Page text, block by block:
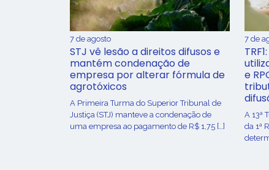
7 de agosto
STJ vê lesão a direitos difusos e
mantém condenação de
empresa por alterar fórmula de
agrotóxicos
​A Primeira Turma do Superior Tribunal de
Justiça (STJ) manteve a condenação de
uma empresa ao pagamento de R$ 1,75 […]
7 de
e
A 13ª
da 1ª